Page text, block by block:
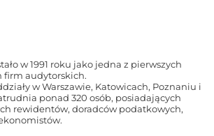
w 1991 roku jako jedna z pierwszych
firm audytorskich.
w Warszawie, Katowicach, Poznaniu i
ponad 320 osób, posiadających
rewidentów, doradców podatkowych,